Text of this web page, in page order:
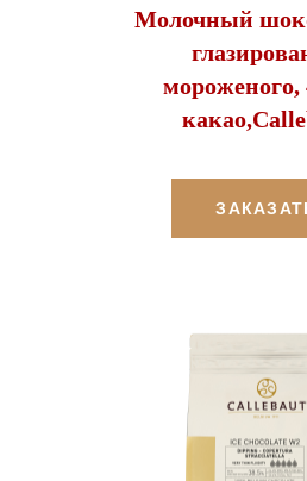
Молочный
мороженого,